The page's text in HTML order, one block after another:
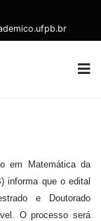
em Matemática da
informa que o edital
e Doutorado
O processo será